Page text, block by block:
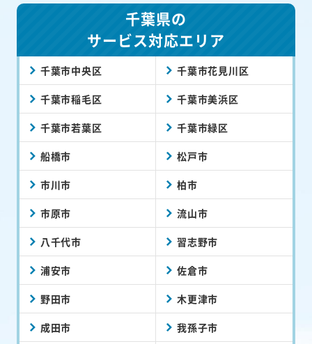
千葉県の
サービス対応エリア
千葉市中央区 千葉市花見川区
千葉市稲毛区 千葉市美浜区
千葉市若葉区 千葉市緑区
船橋市 松戸市
市川市 柏市
市原市 流山市
八千代市 習志野市
浦安市 佐倉市
野田市 木更津市
成田市 我孫子市